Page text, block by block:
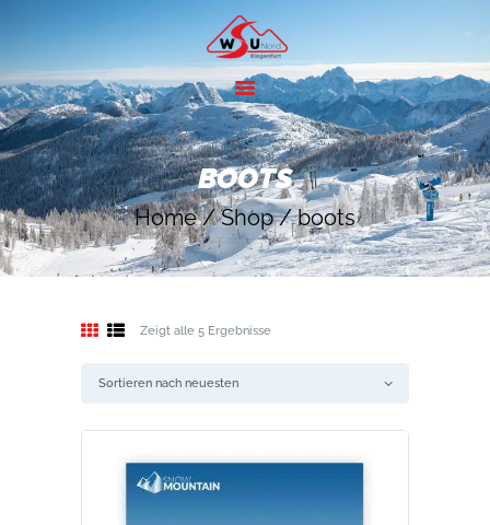
BOOTS
Home Shop boots
HOME
ANGEBOTE
SKIGEBIETE
ÜBER UNS
KONTAKT
Zeigt alle 5 Ergebnisse